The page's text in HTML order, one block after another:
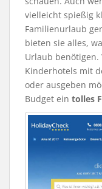
vielleicht spießig
Familienurlaub
bieten sie alles,
Urlaub benötigen.
Kinderhotels mit
oder ausgeben
Budget ein tolles